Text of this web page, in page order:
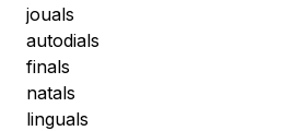
jouals
autodials
finals
natals
linguals